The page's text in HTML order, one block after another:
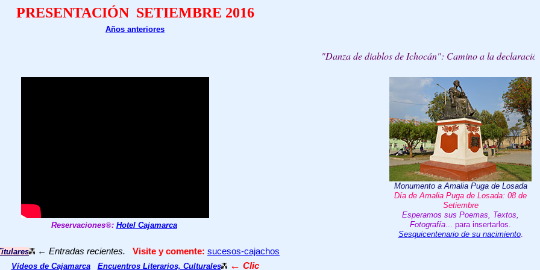
PRESENTACIÓN SETIEMBRE 2016
Años anteriores
"Danza de diablos de Ichocán": Camino a la declaración de
Reservaciones®: Hotel Cajamarca
Monumento a Amalia Puga de Losada
Día de Amalia Puga de Losada: 08 de
Setiembre
Esperamos sus Poemas, Textos,
Fotografía... para insertarlos.
Sesquicentenario de su nacimiento.
← Entradas recientes. Visite y comente: sucesos-cajachos
Vídeos de Cajamarca Encuentros Literarios, Culturales ← Clic